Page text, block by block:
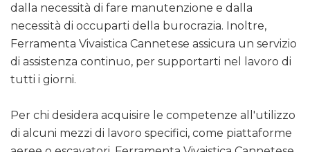
dalla necessità di fare manutenzione e dalla
necessità di occuparti della burocrazia. Inoltre,
Ferramenta Vivaistica Cannetese assicura un servizio
di assistenza continuo, per supportarti nel lavoro di
tutti i giorni.
Per chi desidera acquisire le competenze all'utilizzo
di alcuni mezzi di lavoro specifici, come piattaforme